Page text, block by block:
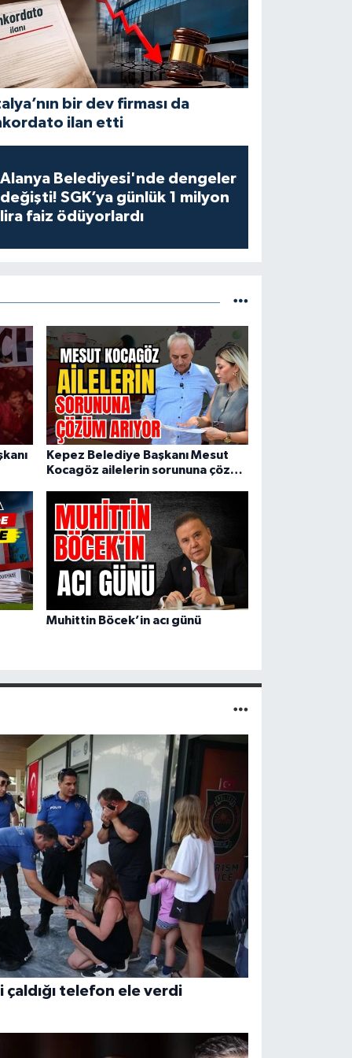
bir dev firması da
ilan etti
Alanya Belediyesi'nde dengeler
değişti! SGK’ya günlük 1 milyon
lira faiz ödüyorlardı
Kepez Belediye Başkanı Mesut
Kocagöz ailelerin sorununa çözüm
Muhittin Böcek’in acı günü
telefon ele verdi